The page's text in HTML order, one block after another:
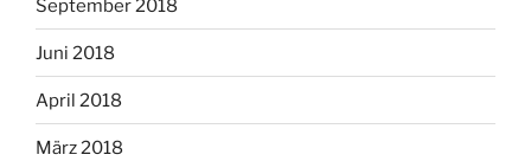
September 2018
Juni 2018
April 2018
März 2018